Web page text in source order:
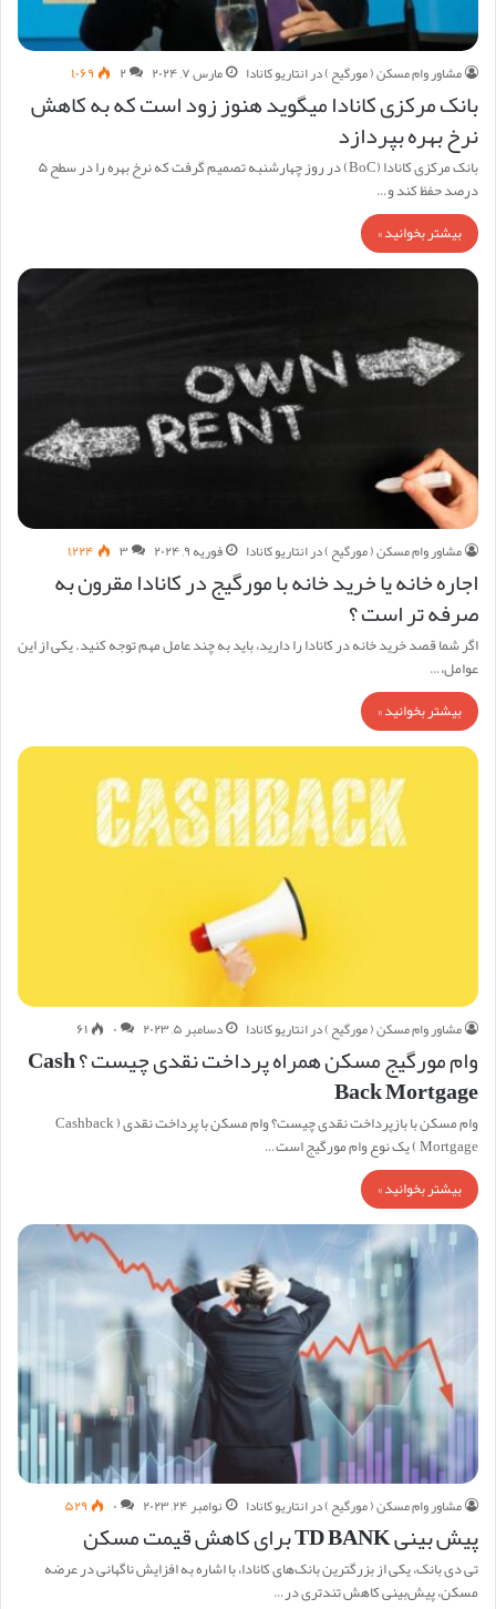
مشاور وام مسکن ( مورگیح ) در انتاریو کانادا مارس ۷, ۲۰۲۴ ۲ ۱,۰۶۹
بانک مرکزی کانادا میگوید هنوز زود است که به کاهش
نرخ بهره بپردازد
بانک مرکزی کانادا (BoC) در روز چهارشنبه تصمیم گرفت که نرخ بهره را در سطح ۵
درصد حفظ کند و…
بیشتر بخوانید »
مشاور وام مسکن ( مورگیح ) در انتاریو کانادا فوریه ۹, ۲۰۲۴ ۳ ۱,۲۲۴
اجاره خانه یا خرید خانه با مورگیج در کانادا مقرون به
صرفه تر است ؟
اگر شما قصد خرید خانه در کانادا را دارید، باید به چند عامل مهم توجه کنید. یکی از این
عوامل،…
بیشتر بخوانید »
مشاور وام مسکن ( مورگیح ) در انتاریو کانادا دسامبر ۵, ۲۰۲۳ ۰ ۶۱
وام مورگیج مسکن همراه پرداخت نقدی چیست ؟ Cash
Back Mortgage
وام مسکن با بازپرداخت نقدی چیست؟ وام مسکن با پرداخت نقدی ( Cashback
Mortgage ) یک نوع وام مورگیج است…
بیشتر بخوانید »
مشاور وام مسکن ( مورگیح ) در انتاریو کانادا نوامبر ۲۴, ۲۰۲۳ ۰ ۵۲۹
پیش بینی TD BANK برای کاهش قیمت مسکن
تی دی بانک، یکی از بزرگترین بانک‌های کانادا، با اشاره به افزایش ناگهانی در عرضه
مسکن، پیش‌بینی کاهش تندتری در…